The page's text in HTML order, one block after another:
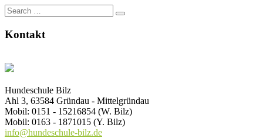
Search
for:
Kontakt
Hundeschule Bilz
Ahl 3, 63584 Gründau - Mittelgründau
Mobil: 0151 - 15216854 (W. Bilz)
Mobil: 0163 - 1871015 (Y. Bilz)
info@hundeschule-bilz.de